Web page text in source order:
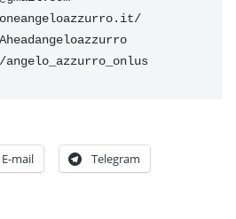
angelo_azzurro_onlus
E-mail Telegram